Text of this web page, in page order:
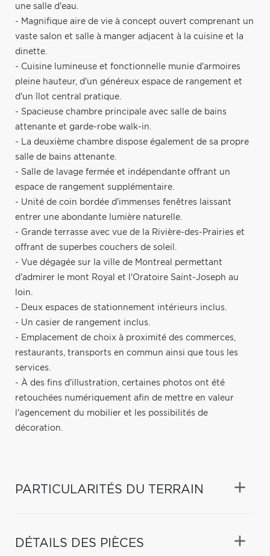
une salle d'eau.
- Magnifique aire de vie à concept ouvert comprenant un
vaste salon et salle à manger adjacent à la cuisine et la
dinette.
- Cuisine lumineuse et fonctionnelle munie d'armoires
pleine hauteur, d'un généreux espace de rangement et
d'un îlot central pratique.
- Spacieuse chambre principale avec salle de bains
attenante et garde-robe walk-in.
- La deuxième chambre dispose également de sa propre
salle de bains attenante.
- Salle de lavage fermée et indépendante offrant un
espace de rangement supplémentaire.
- Unité de coin bordée d'immenses fenêtres laissant
entrer une abondante lumière naturelle.
- Grande terrasse avec vue de la Rivière-des-Prairies et
offrant de superbes couchers de soleil.
- Vue dégagée sur la ville de Montreal permettant
d'admirer le mont Royal et l'Oratoire Saint-Joseph au
loin.
- Deux espaces de stationnement intérieurs inclus.
- Un casier de rangement inclus.
- Emplacement de choix à proximité des commerces,
restaurants, transports en commun ainsi que tous les
services.
- À des fins d'illustration, certaines photos ont été
retouchées numériquement afin de mettre en valeur
l'agencement du mobilier et les possibilités de
décoration.
PARTICULARITÉS DU TERRAIN
DÉTAILS DES PIÈCES